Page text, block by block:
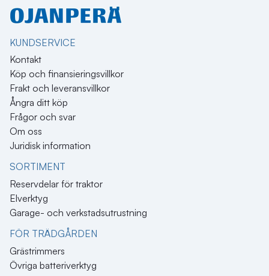
KUNDSERVICE
Kontakt
Köp och finansieringsvillkor
Frakt och leveransvillkor
Ångra ditt köp
Frågor och svar
Om oss
Juridisk information
SORTIMENT
Reservdelar för traktor
Elverktyg
Garage- och verkstadsutrustning
FÖR TRÄDGÅRDEN
Grästrimmers
Övriga batteriverktyg